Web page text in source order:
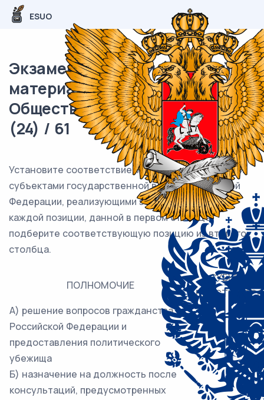
ESUO
Экзаменационный (типовой)
материал ЕГЭ /
Обществознание / 13 задание
(24) / 61
Установите соответствие между полномочиями и
субъектами государственной власти Российской
Федерации, реализующими эти полномочия: к
каждой позиции, данной в первом столбце,
подберите соответствующую позицию из второго
столбца.
ПОЛНОМОЧИЕ
СУБЪЕКТ
ВЛАСТИ
А) решение вопросов гражданства
Российской Федерации и
предоставления политического
убежища
Б) назначение на должность после
консультаций, предусмотренных